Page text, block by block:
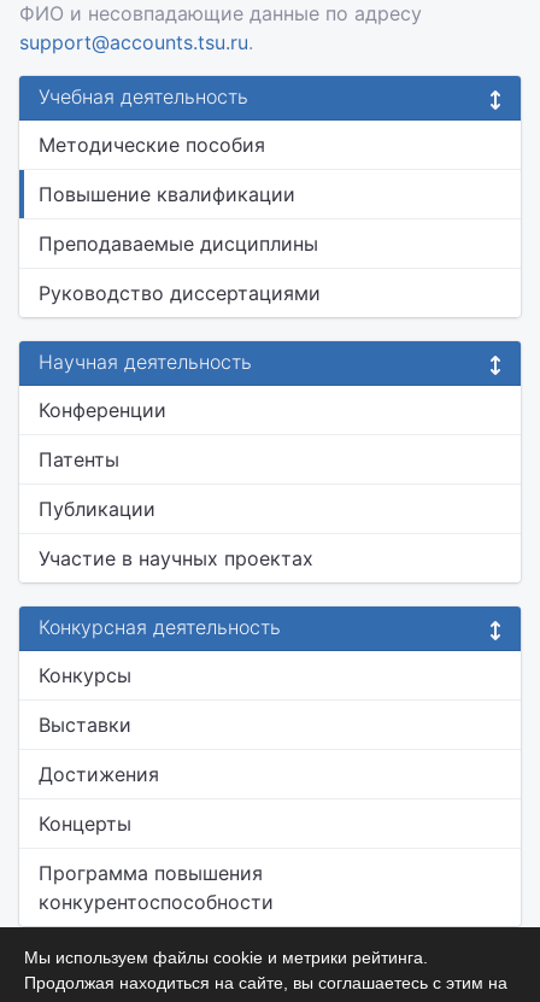
ФИО и несовпадающие данные по адресу
support@accounts.tsu.ru.
Учебная деятельность
Методические пособия
Повышение квалификации
Преподаваемые дисциплины
Руководство диссертациями
Научная деятельность
Конференции
Патенты
Публикации
Участие в научных проектах
Конкурсная деятельность
Конкурсы
Выставки
Достижения
Концерты
Программа повышения
конкурентоспособности
Мы используем файлы cookie и метрики рейтинга.
Продолжая находиться на сайте, вы соглашаетесь с этим на